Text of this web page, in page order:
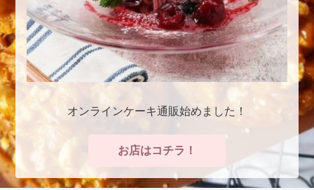
オンラインケーキ通販始めました！
お店はコチラ！